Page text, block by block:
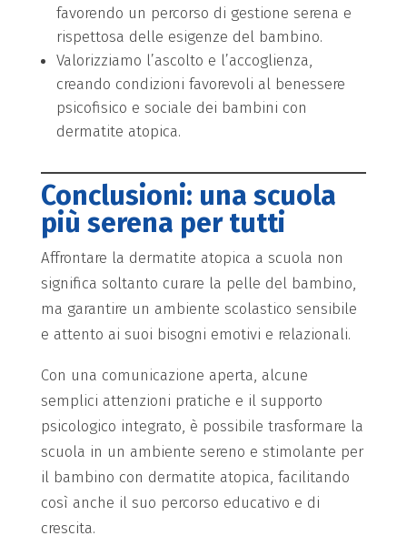
favorendo un percorso di gestione serena e
rispettosa delle esigenze del bambino.
Valorizziamo l’ascolto e l’accoglienza,
creando condizioni favorevoli al benessere
psicofisico e sociale dei bambini con
dermatite atopica.
Conclusioni: una scuola
più serena per tutti
Affrontare la dermatite atopica a scuola non
significa soltanto curare la pelle del bambino,
ma garantire un ambiente scolastico sensibile
e attento ai suoi bisogni emotivi e relazionali.
Con una comunicazione aperta, alcune
semplici attenzioni pratiche e il supporto
psicologico integrato, è possibile trasformare la
scuola in un ambiente sereno e stimolante per
il bambino con dermatite atopica, facilitando
così anche il suo percorso educativo e di
crescita.